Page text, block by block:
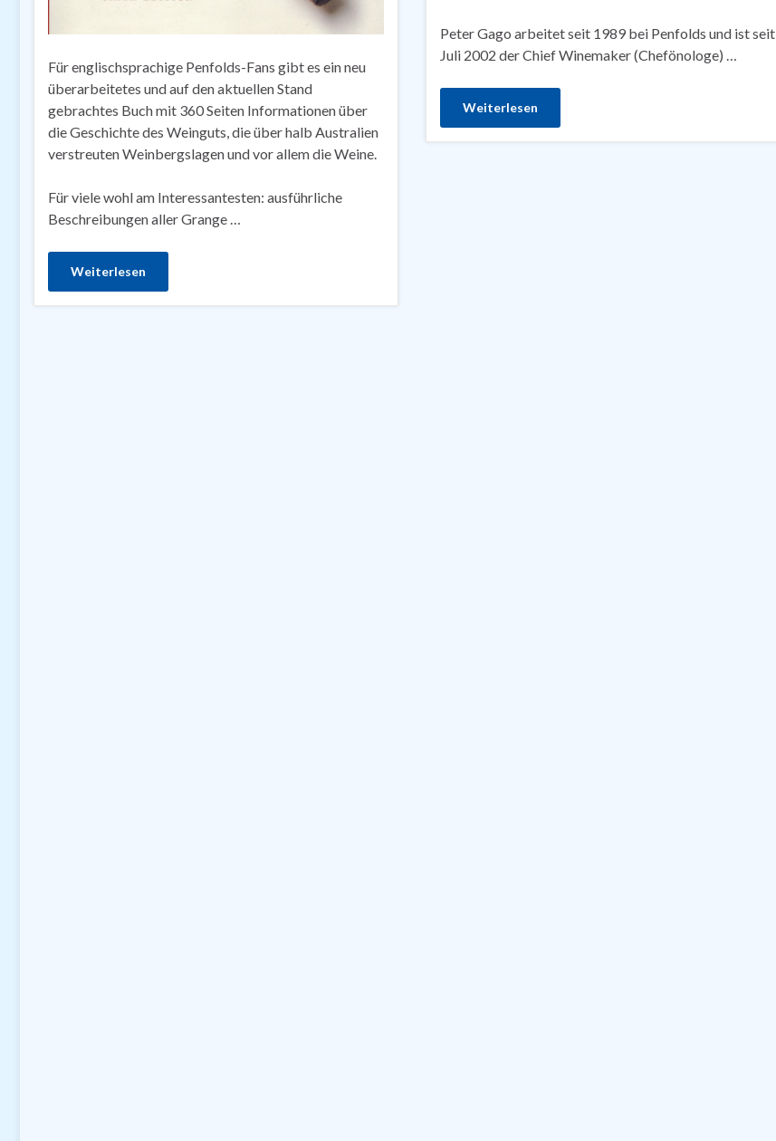
Peter Gago arbeitet seit 1989 bei Penfolds und ist seit
Juli 2002 der Chief Winemaker (Chefönologe) …
Weiterlesen
Für englischsprachige Penfolds-Fans gibt es ein neu
überarbeitetes und auf den aktuellen Stand
gebrachtes Buch mit 360 Seiten Informationen über
die Geschichte des Weinguts, die über halb Australien
verstreuten Weinbergslagen und vor allem die Weine.
Für viele wohl am Interessantesten: ausführliche
Beschreibungen aller Grange …
Weiterlesen